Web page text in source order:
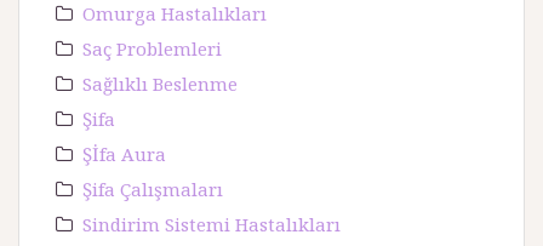
Omurga Hastalıkları
Saç Problemleri
Sağlıklı Beslenme
Şifa
Şİfa Aura
Şifa Çalışmaları
Sindirim Sistemi Hastalıkları